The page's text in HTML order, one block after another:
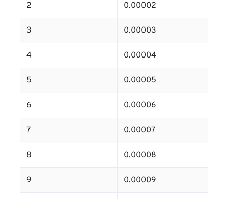
2 0.00002
3 0.00003
4 0.00004
5 0.00005
6 0.00006
7 0.00007
8 0.00008
9 0.00009